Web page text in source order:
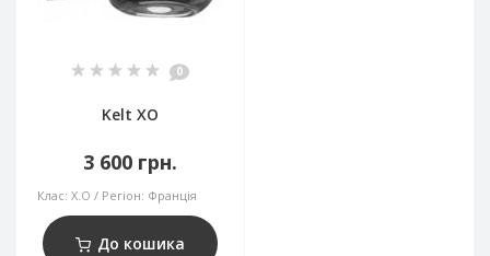
0
Kelt XO
3 600 грн.
Клас: X.O Регіон: Франція
До кошика